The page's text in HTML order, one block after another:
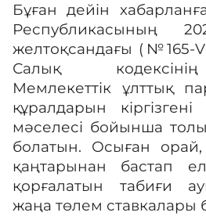
Байланыс
Табыс пен мүлік туралы
Адалдық алаңы
Бұған дейін
Республикасының
желтоқсандағы (№165-
Салық
Мемлекеттік ұлттық
құралдарын
мәселесі бойынша
болатын. Осыған
қаңтарынан бастап
қорғалатын табиғи
жаңа төлем ставкалары